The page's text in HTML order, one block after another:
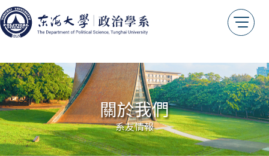
交通位置
系友情報
系友會
我想捐款
年報專區
測試用
關於我們
系友情報